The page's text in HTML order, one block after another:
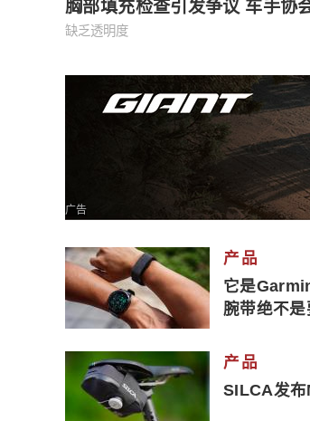
胸部填充检查引发争议 车手协
缺乏透明度
广告
产品
它是
腕带绝不
产品
SILCA发